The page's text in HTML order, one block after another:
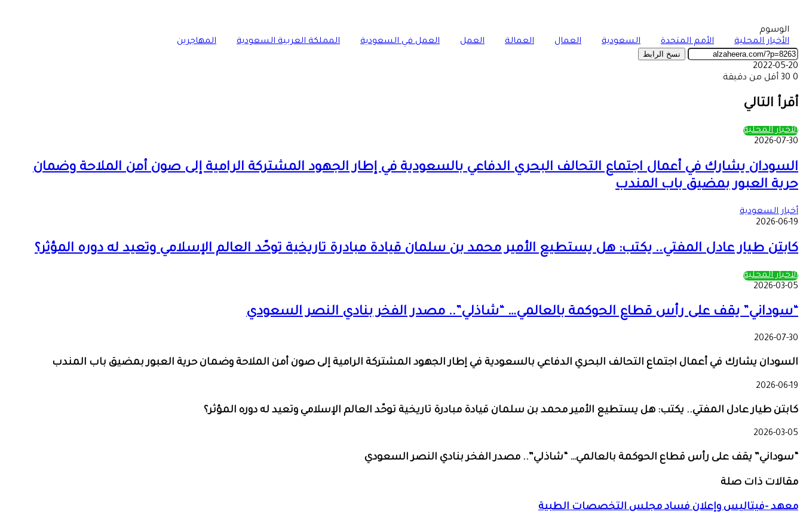
الوسوم
الأخبار المحلية
الأمم المتحدة السعودية العمال العمالة العمل العمل في السعودية المملكة العربية السعودية المهاجرين
نسخ الرابط
2022-05-20
0
أقل من دقيقة
عبر
البريد
أقرأ التالي
الأخبار المحلية
2026-07-30
السودان يشارك في أعمال اجتماع التحالف البحري الدفاعي بالسعودية في إطار الجهود المشتركة الرامية إلى صون أمن الملاحة وضمان
حرية العبور بمضيق باب المندب
أخبار السعودية
2026-06-19
كابتن طيار عادل المفتي.. يكتب: هل يستطيع الأمير محمد بن سلمان قيادة مبادرة تاريخية توحّد العالم الإسلامي وتعيد له دوره المؤثر؟
الأخبار المحلية
2026-03-05
“سوداني” يقف على رأس قطاع الحوكمة بالعالمي… “شاذلي”.. مصدر الفخر بنادي النصر السعودي
2026-07-30
السودان يشارك في أعمال اجتماع التحالف البحري الدفاعي بالسعودية في إطار الجهود المشتركة الرامية إلى صون أمن الملاحة وضمان حرية العبور بمضيق باب المندب
2026-06-19
كابتن طيار عادل المفتي.. يكتب: هل يستطيع الأمير محمد بن سلمان قيادة مبادرة تاريخية توحّد العالم الإسلامي وتعيد له دوره المؤثر؟
2026-03-05
“سوداني” يقف على رأس قطاع الحوكمة بالعالمي… “شاذلي”.. مصدر الفخر بنادي النصر السعودي
مقالات ذات صلة
معهد -فيتاليس وإعلان فساد مجلس التخصصات الطبية